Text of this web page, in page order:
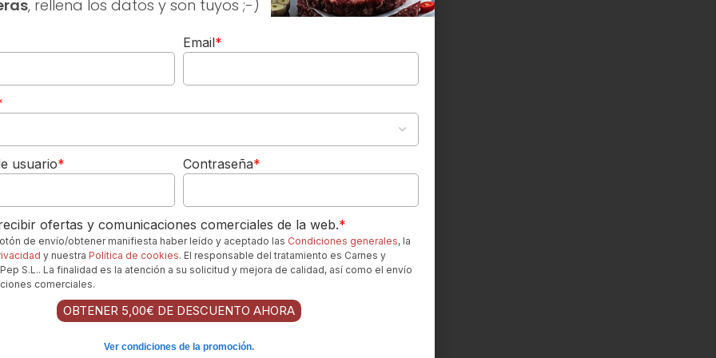
para arroces marineros o ensaladas con ingredientes
Nanclares y Prieto Porta Franca
20 minutospara elNanclares y Prieto Porta Franca,
se abra y exprese plenamente sus matices aromáticos
es clave para resaltar su vibrante acidez y sus aromas
atenuar su expresividad.
medio con una boca ligeramente más estrecha (tipo
la nariz y a dirigir el vino al paladar de manera óptima para
aperitivo sofisticado como para acompañar una comida
reunión con amigos donde se busque un blanco con
, rellena los datos y son tuyos ;-)
Email*
usuario* Contraseña*
ofertas y comunicaciones comerciales de la web.*
de envío/obtener manifiesta haber leído y aceptado las Condiciones generales, la
y nuestra Política de cookies. El responsable del tratamiento es Carnes y
S.L.. La finalidad es la atención a su solicitud y mejora de calidad, así como el envío
comerciales.
OBTENER 5,00€ DE DESCUENTO AHORA
Ver condiciones de la promoción.